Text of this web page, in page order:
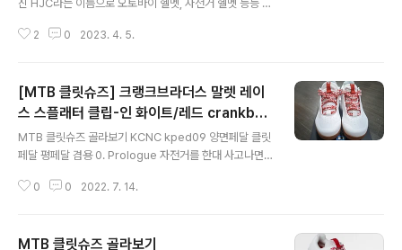
진 HJC라는 이름으로 오토바이 헬멧, 자전거 헬멧 등등 다
로서는 홍진의 헬멧을 구매하기로 결정했다. 0 HJC의 헬
아타라가 있다. 각각의 가격대는 아이벡스 2.0이 30만8천
원, 퓨리온 2.0이 24만8천원. 아타라는 10만8천원이 권
장가격이다. 공식 판매가이면서 동시에 이 가격보다 낮게
파는 업체는 없는 것으로 보인다. 0 아이벡스 2.0과 퓨리
온 2.0의 가장 큰 차이점은 배기 구멍의 차이이다. 퓨리온
2.0은 머리 상부쪽은 대부분 막혀 있고, 전면과 후면 쪽에
2 0 2023. 4. 5.
[MTB 클릿슈즈] 크랭크브라더스 말렛 레이
스 스플래터 클립-인 화이트/레드 crankbro
thers Mallet Lace Splatter clip-in Whi
te/Red
MTB 클릿슈즈 골라보기 KCNC kped09 양면페달 클릿
페달 평페달 겸용 0. Prologue 자전거를 한대 사고나면
스트를 쫙 뽑아놓고 하나씩 부품을 구해본다. 다혼을 개조
화이트/레드 색상의 클릿슈즈를 구매했다. 들어가기 전에
0 0 2022. 7. 14.
MTB 클릿슈즈 골라보기